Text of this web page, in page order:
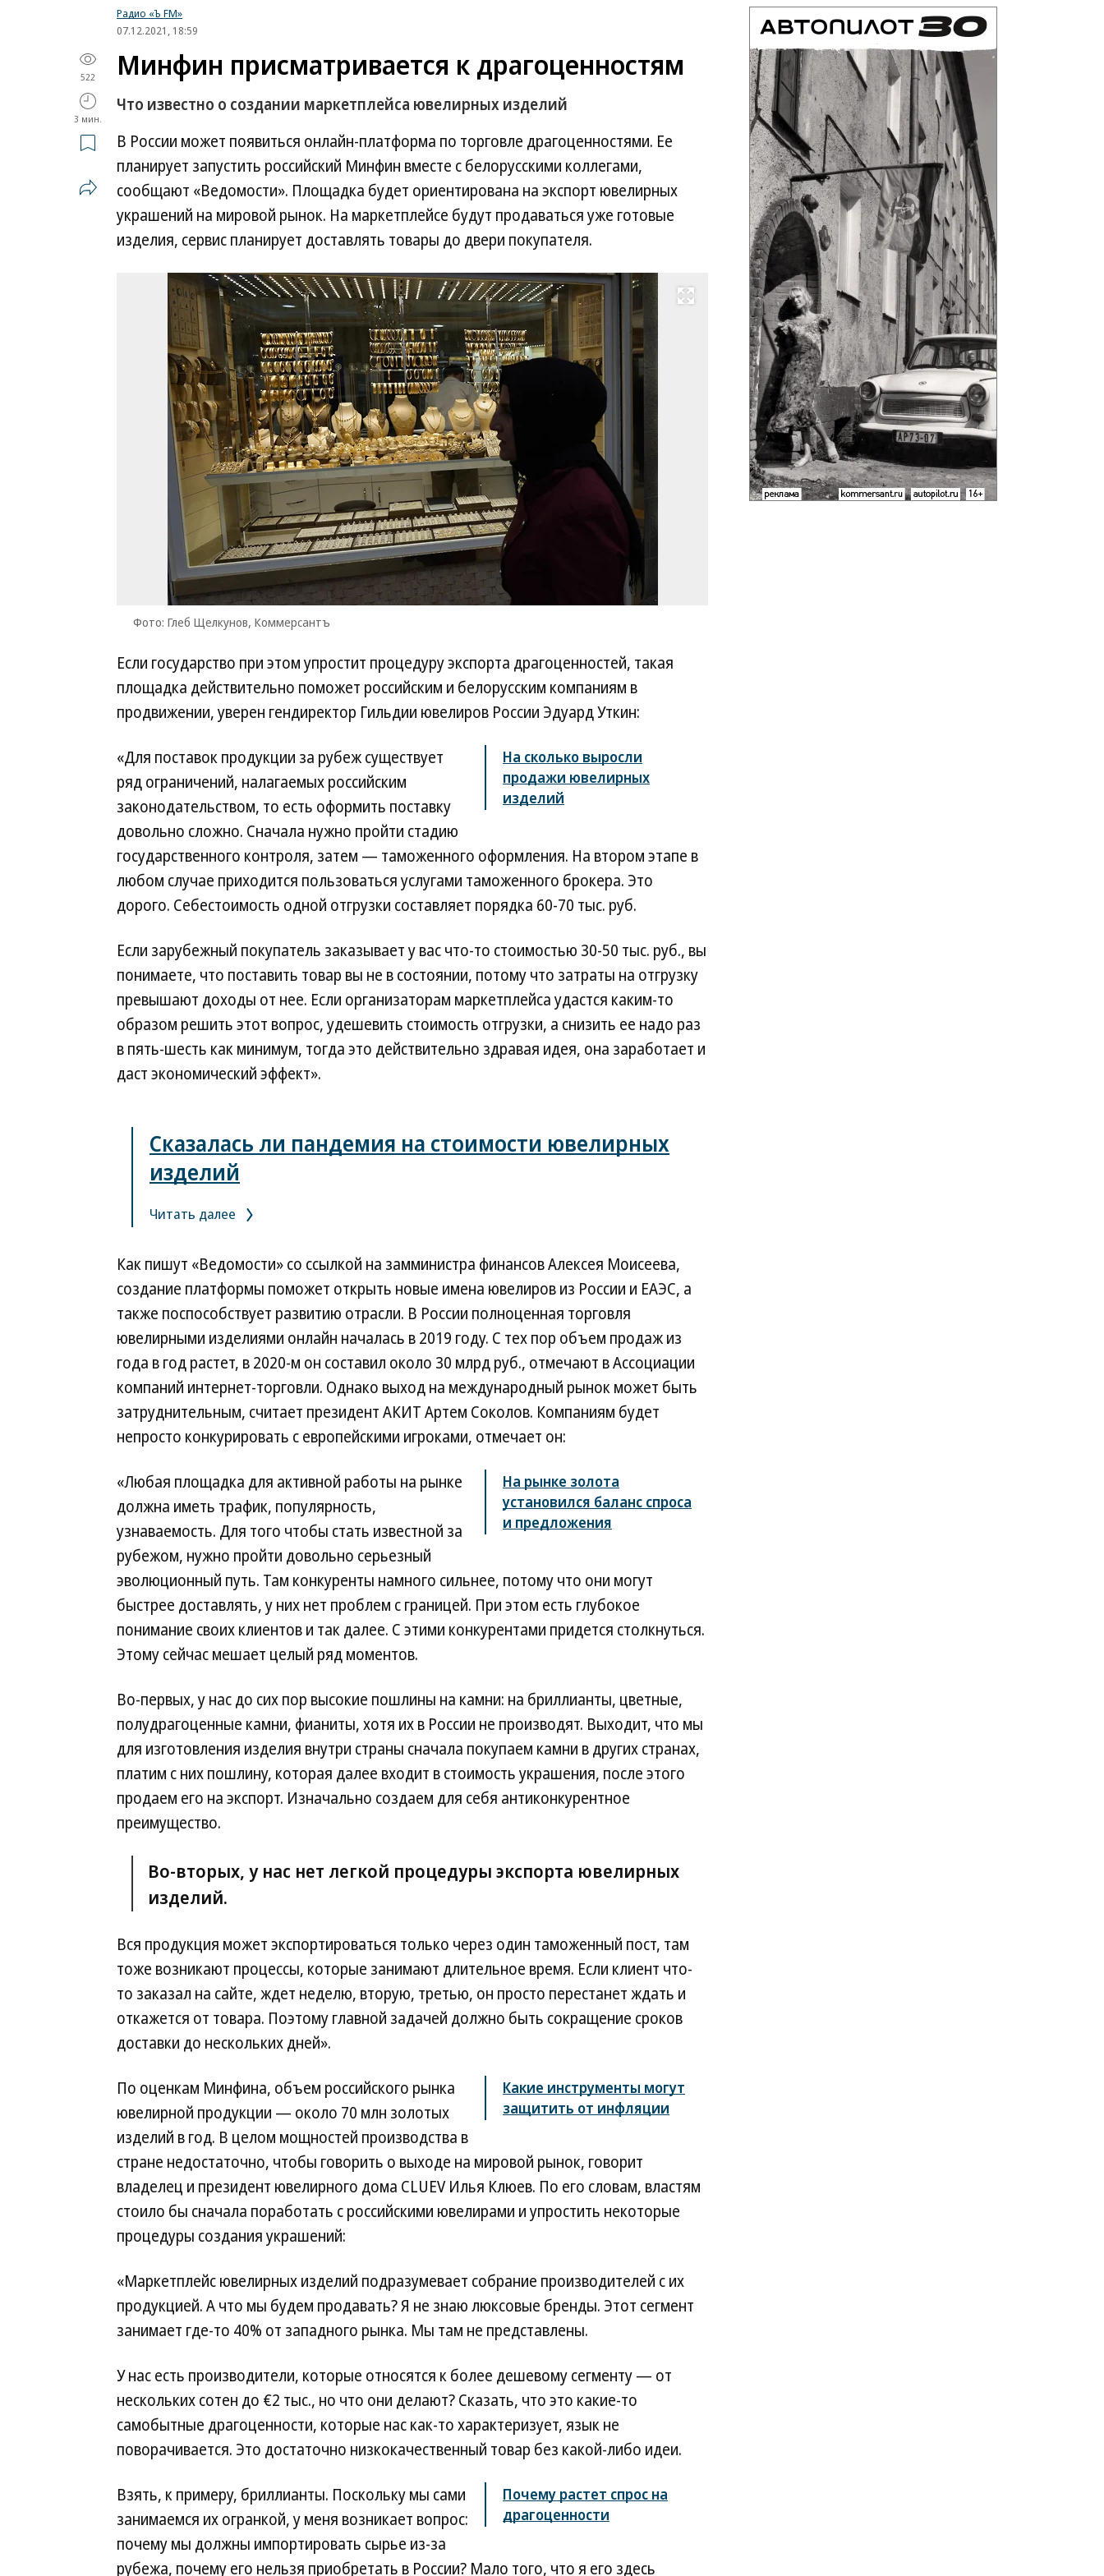
Радио «Ъ FM»
07.12.2021, 18:59
522
3 мин.
Минфин присматривается к драгоценностям
Что известно о создании маркетплейса ювелирных изделий
В России может появиться онлайн-платформа по торговле драгоценностями. Ее
планирует запустить российский Минфин вместе с белорусскими коллегами,
сообщают «Ведомости». Площадка будет ориентирована на экспорт ювелирных
украшений на мировой рынок. На маркетплейсе будут продаваться уже готовые
изделия, сервис планирует доставлять товары до двери покупателя.
Развернуть на весь экран
Фото: Глеб Щелкунов, Коммерсантъ
Фото:
Щелкунов,
Коммерсантъ
Если государство при этом упростит процедуру экспорта драгоценностей, такая
площадка действительно поможет российским и белорусским компаниям в
продвижении, уверен гендиректор Гильдии ювелиров России Эдуард Уткин:
На сколько выросли
продажи ювелирных
изделий
«Для поставок продукции за рубеж существует
ряд ограничений, налагаемых российским
законодательством, то есть оформить поставку
довольно сложно. Сначала нужно пройти стадию
государственного контроля, затем — таможенного оформления. На втором этапе в
любом случае приходится пользоваться услугами таможенного брокера. Это
дорого. Себестоимость одной отгрузки составляет порядка 60-70 тыс. руб.
Если зарубежный покупатель заказывает у вас что-то стоимостью 30-50 тыс. руб., вы
понимаете, что поставить товар вы не в состоянии, потому что затраты на отгрузку
превышают доходы от нее. Если организаторам маркетплейса удастся каким-то
образом решить этот вопрос, удешевить стоимость отгрузки, а снизить ее надо раз
в пять-шесть как минимум, тогда это действительно здравая идея, она заработает и
даст экономический эффект».
Сказалась ли пандемия на стоимости ювелирных
изделий
Читать далее
Как пишут «Ведомости» со ссылкой на замминистра финансов Алексея Моисеева,
создание платформы поможет открыть новые имена ювелиров из России и ЕАЭС, а
также поспособствует развитию отрасли. В России полноценная торговля
ювелирными изделиями онлайн началась в 2019 году. С тех пор объем продаж из
года в год растет, в 2020-м он составил около 30 млрд руб., отмечают в Ассоциации
компаний интернет-торговли. Однако выход на международный рынок может быть
затруднительным, считает президент АКИТ Артем Соколов. Компаниям будет
непросто конкурировать с европейскими игроками, отмечает он:
На рынке золота
установился баланс спроса
и предложения
«Любая площадка для активной работы на рынке
должна иметь трафик, популярность,
узнаваемость. Для того чтобы стать известной за
рубежом, нужно пройти довольно серьезный
эволюционный путь. Там конкуренты намного сильнее, потому что они могут
быстрее доставлять, у них нет проблем с границей. При этом есть глубокое
понимание своих клиентов и так далее. С этими конкурентами придется столкнуться.
Этому сейчас мешает целый ряд моментов.
Во-первых, у нас до сих пор высокие пошлины на камни: на бриллианты, цветные,
полудрагоценные камни, фианиты, хотя их в России не производят. Выходит, что мы
для изготовления изделия внутри страны сначала покупаем камни в других странах,
платим с них пошлину, которая далее входит в стоимость украшения, после этого
продаем его на экспорт. Изначально создаем для себя антиконкурентное
преимущество.
Во-вторых, у нас нет легкой процедуры экспорта ювелирных
изделий.
Вся продукция может экспортироваться только через один таможенный пост, там
тоже возникают процессы, которые занимают длительное время. Если клиент что-
то заказал на сайте, ждет неделю, вторую, третью, он просто перестанет ждать и
откажется от товара. Поэтому главной задачей должно быть сокращение сроков
доставки до нескольких дней».
Какие инструменты могут
защитить от инфляции
По оценкам Минфина, объем российского рынка
ювелирной продукции — около 70 млн золотых
изделий в год. В целом мощностей производства в
стране недостаточно, чтобы говорить о выходе на мировой рынок, говорит
владелец и президент ювелирного дома CLUEV Илья Клюев. По его словам, властям
стоило бы сначала поработать с российскими ювелирами и упростить некоторые
процедуры создания украшений:
«Маркетплейс ювелирных изделий подразумевает собрание производителей с их
продукцией. А что мы будем продавать? Я не знаю люксовые бренды. Этот сегмент
занимает где-то 40% от западного рынка. Мы там не представлены.
У нас есть производители, которые относятся к более дешевому сегменту — от
нескольких сотен до €2 тыс., но что они делают? Сказать, что это какие-то
самобытные драгоценности, которые нас как-то характеризует, язык не
поворачивается. Это достаточно низкокачественный товар без какой-либо идеи.
Почему растет спрос на
драгоценности
Взять, к примеру, бриллианты. Поскольку мы сами
занимаемся их огранкой, у меня возникает вопрос:
почему мы должны импортировать сырье из-за
рубежа, почему его нельзя приобретать в России? Мало того, что я его здесь